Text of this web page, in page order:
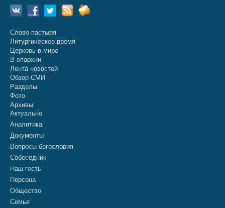
Слово пастыря
Литургическое время
Церковь в мире
В епархии
Лента новостей
Обзор СМИ
Разделы
Фото
Архивы
Актуально
Аналитика
Документы
Вопросы богословия
Собеседник
Наш гость
Персона
Общество
Семья